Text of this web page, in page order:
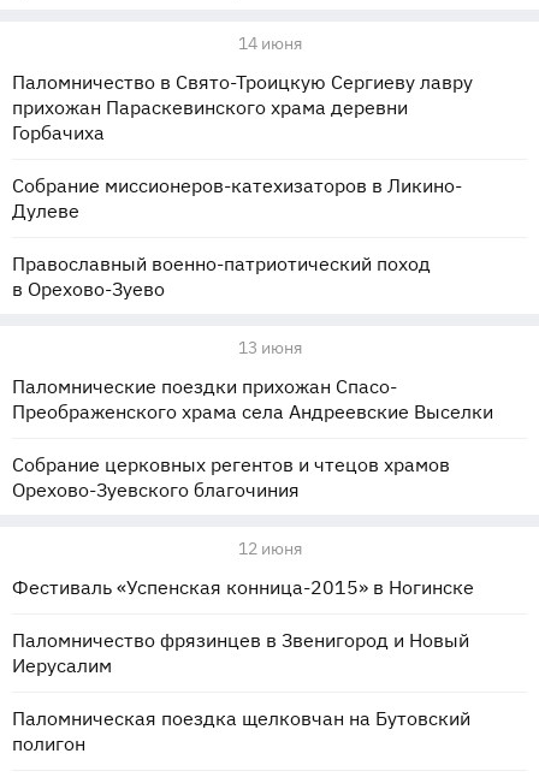
14 июня
Паломничество в Свято-Троицкую Сергиеву лавру
прихожан Параскевинского храма деревни
Горбачиха
Собрание миссионеров-катехизаторов в Ликино-
Дулеве
Православный военно-патриотический поход
в Орехово-Зуево
13 июня
Паломнические поездки прихожан Спасо-
Преображенского храма села Андреевские Выселки
Собрание церковных регентов и чтецов храмов
Орехово-Зуевского благочиния
12 июня
Фестиваль «Успенская конница-2015» в Ногинске
Паломничество фрязинцев в Звенигород и Новый
Иерусалим
Паломническая поездка щелковчан на Бутовский
полигон